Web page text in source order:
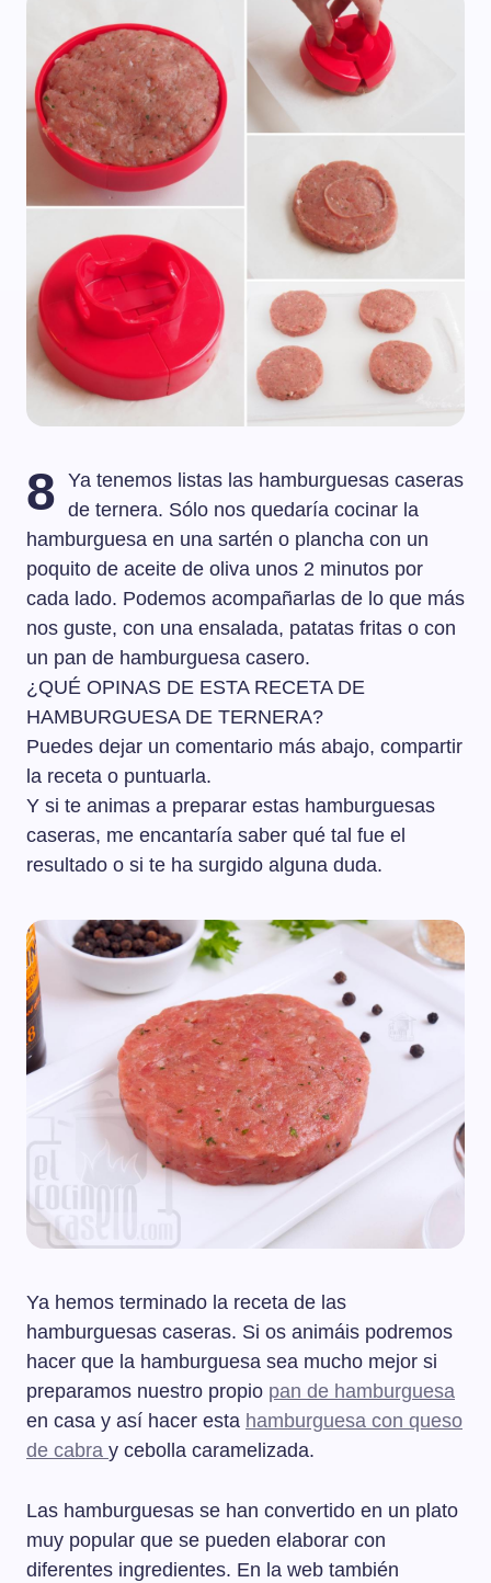
8
Ya tenemos listas las hamburguesas caseras
de ternera. Sólo nos quedaría cocinar la
hamburguesa en una sartén o plancha con un
poquito de aceite de oliva unos 2 minutos por
cada lado. Podemos acompañarlas de lo que más
nos guste, con una ensalada, patatas fritas o con
un pan de hamburguesa casero.
¿QUÉ OPINAS DE ESTA RECETA DE
HAMBURGUESA DE TERNERA?
Puedes dejar un comentario más abajo, compartir
la receta o puntuarla.
Y si te animas a preparar estas hamburguesas
caseras, me encantaría saber qué tal fue el
resultado o si te ha surgido alguna duda.
Ya hemos terminado la receta de las
hamburguesas caseras. Si os animáis podremos
hacer que la hamburguesa sea mucho mejor si
preparamos nuestro propio pan de hamburguesa
en casa y así hacer esta hamburguesa con queso
de cabra y cebolla caramelizada.
Las hamburguesas se han convertido en un plato
muy popular que se pueden elaborar con
diferentes ingredientes. En la web también